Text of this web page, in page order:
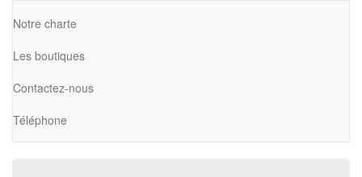
Notre charte
Les boutiques
Contactez-nous
Téléphone